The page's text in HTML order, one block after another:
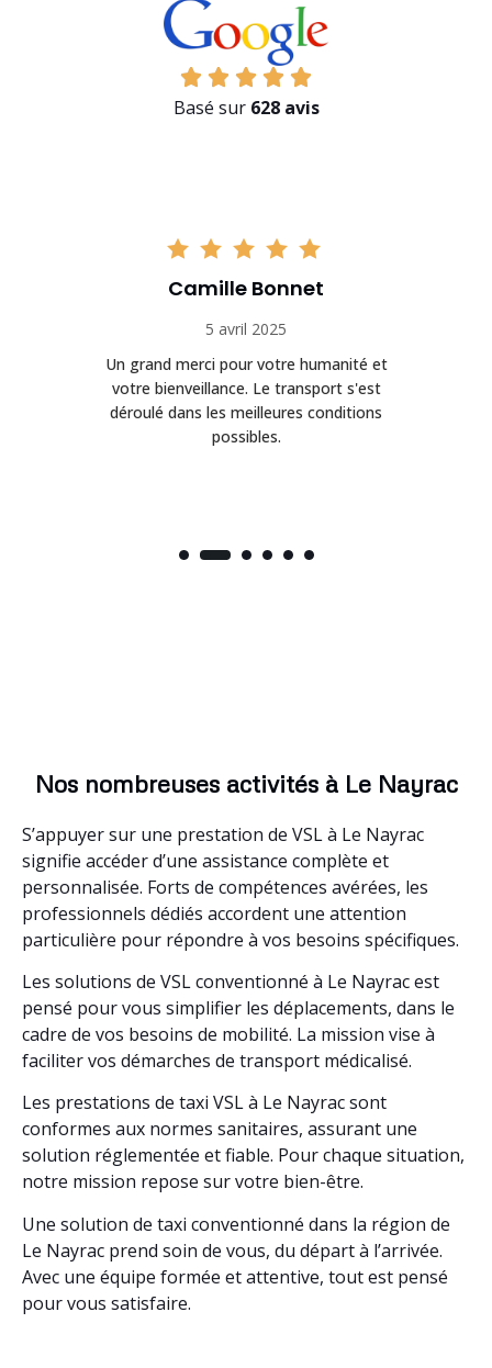
Basé sur 628 avis
Camille Bonnet
5 avril 2025
Un grand merci pour votre humanité et
votre bienveillance. Le transport s'est
déroulé dans les meilleures conditions
possibles.
Nos nombreuses activités à Le Nayrac
S’appuyer sur une prestation de VSL à Le Nayrac
signifie accéder d’une assistance complète et
personnalisée. Forts de compétences avérées, les
professionnels dédiés accordent une attention
particulière pour répondre à vos besoins spécifiques.
Les solutions de VSL conventionné à Le Nayrac est
pensé pour vous simplifier les déplacements, dans le
cadre de vos besoins de mobilité. La mission vise à
faciliter vos démarches de transport médicalisé.
Les prestations de taxi VSL à Le Nayrac sont
conformes aux normes sanitaires, assurant une
solution réglementée et fiable. Pour chaque situation,
notre mission repose sur votre bien-être.
Une solution de taxi conventionné dans la région de
Le Nayrac prend soin de vous, du départ à l’arrivée.
Avec une équipe formée et attentive, tout est pensé
pour vous satisfaire.